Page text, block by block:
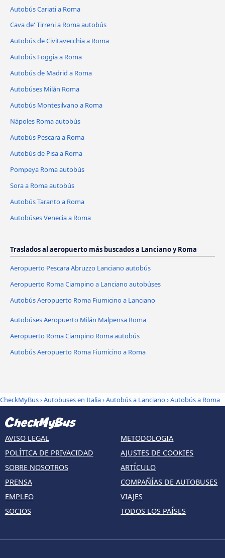
Autobús Cariati a Roma
Cava de' Tirreni a Roma autobús
Autobús de Civitavecchia a Roma
Autobús Foggia a Roma
Autobús de Madrid a Roma
Autobúses Milán Roma
Autobús Montesilvano a Roma
Nápoles Roma autobús
Autobús Pescara a Roma
Autobús de Pisa a Roma
Pompeya Roma autobús
Sora a Roma autobús
Autobús Taranto a Roma
Autobúses Venecia a Roma
Traslados al aeropuerto más buscados a Lanciano y Roma
Aeropuerto Pescara Abruzzo Lanciano autobús
Aeropuerto Roma Ciampino a Lanciano autobúses
Autobús Aeropuerto Roma Fiumicino a Lanciano
Autobúses Aeropuerto Milán Malpensa Roma
Aeropuerto Roma Ciampino Roma autobús
Autobús Aeropuerto Roma Fiumicino a Roma
CheckMyBus›Autobuses en Italia›Autobús a Lanciano›Autobús a Roma
AVISO LEGAL
POLÍTICA DE PRIVACIDAD
SOBRE NOSOTROS
PRENSA
EMPLEO
SOCIOS
METODOLOGIA
AJUSTES DE COOKIES
ARTÍCULO
COMPAÑÍAS DE AUTOBUSES
VIAJES
TODOS LOS PAÍSES